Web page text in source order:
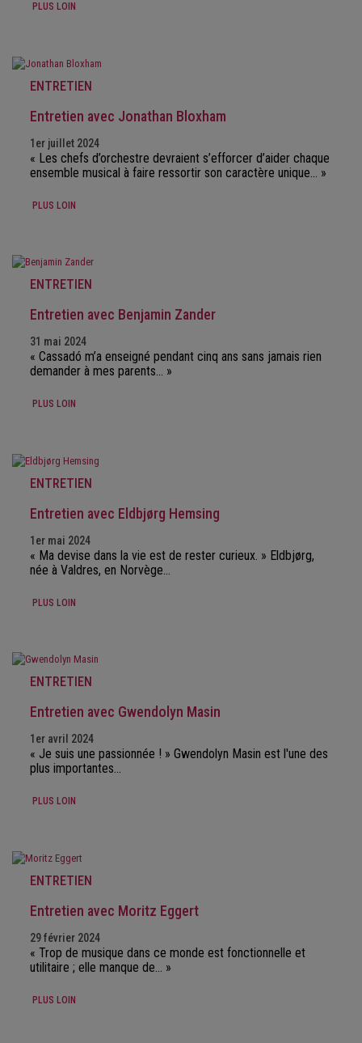
PLUS LOIN
ENTRETIEN
Entretien avec Jonathan Bloxham
1er juillet 2024
« Les chefs d’orchestre devraient s’efforcer d’aider chaque
ensemble musical à faire ressortir son caractère unique… »
PLUS LOIN
ENTRETIEN
Entretien avec Benjamin Zander
31 mai 2024
« Cassadó m’a enseigné pendant cinq ans sans jamais rien
demander à mes parents… »
PLUS LOIN
ENTRETIEN
Entretien avec Eldbjørg Hemsing
1er mai 2024
« Ma devise dans la vie est de rester curieux. » Eldbjørg,
née à Valdres, en Norvège…
PLUS LOIN
ENTRETIEN
Entretien avec Gwendolyn Masin
1er avril 2024
« Je suis une passionnée ! » Gwendolyn Masin est l'une des
plus importantes…
PLUS LOIN
ENTRETIEN
Entretien avec Moritz Eggert
29 février 2024
« Trop de musique dans ce monde est fonctionnelle et
utilitaire ; elle manque de… »
PLUS LOIN